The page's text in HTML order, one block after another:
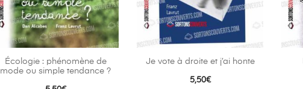
Écologie : phénomène de
mode ou simple tendance ?
Je vote à droite et j’ai honte
5,50€